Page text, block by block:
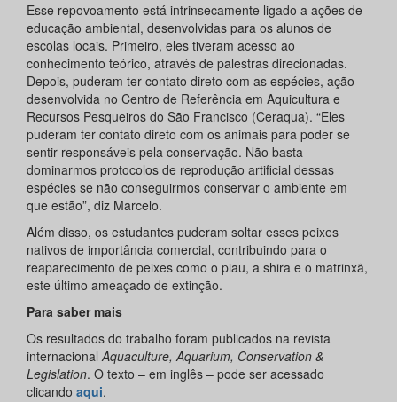
Esse repovoamento está intrinsecamente ligado a ações de
educação ambiental, desenvolvidas para os alunos de
escolas locais. Primeiro, eles tiveram acesso ao
conhecimento teórico, através de palestras direcionadas.
Depois, puderam ter contato direto com as espécies, ação
desenvolvida no Centro de Referência em Aquicultura e
Recursos Pesqueiros do São Francisco (Ceraqua). “Eles
puderam ter contato direto com os animais para poder se
sentir responsáveis pela conservação. Não basta
dominarmos protocolos de reprodução artificial dessas
espécies se não conseguirmos conservar o ambiente em
que estão”, diz Marcelo.
Além disso, os estudantes puderam soltar esses peixes
nativos de importância comercial, contribuindo para o
reaparecimento de peixes como o piau, a shira e o matrinxã,
este último ameaçado de extinção.
Para saber mais
Os resultados do trabalho foram publicados na revista
internacionalAquaculture, Aquarium, Conservation &
Legislation. O texto – em inglês – pode ser acessado
clicando aqui.